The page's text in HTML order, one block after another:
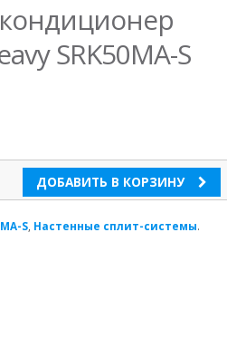
SRK50MA-S
ДОБАВИТЬ В КОРЗИНУ
S Настенные сплит-системы.